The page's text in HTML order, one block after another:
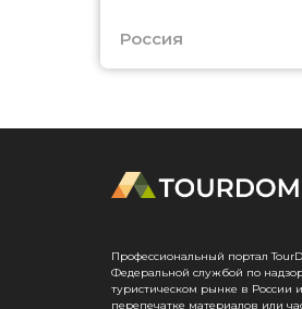
Россия
Профессиональный портал
Федеральной службой по
туристическом рынке в России
перепечатке материалов или